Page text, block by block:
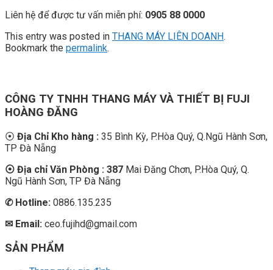
Liên hệ để được tư vấn miễn phí: 0905 88 0000
This entry was posted in THANG MÁY LIÊN DOANH.
Bookmark the permalink.
CÔNG TY TNHH THANG MÁY VÀ THIẾT BỊ FUJI
HOÀNG ĐĂNG
⦿ Địa Chỉ Kho hàng : 35 Bình Kỳ, P.Hòa Quý, Q.Ngũ Hành Sơn,
TP Đà Nẵng
⦿ Địa chỉ Văn Phòng : 387 Mai Đăng Chơn, P.Hòa Quý, Q.
Ngũ Hành Sơn, TP Đà Nẵng
✆Hotline: 0886.135.235
✉ Email: ceo.fujihd@gmail.com
SẢN PHẨM